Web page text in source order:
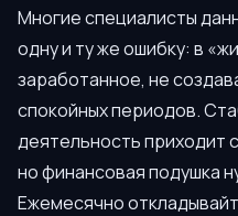
Многие специалисты
одну и ту же ошибку: в
заработанное, не
спокойных периодов.
деятельность приходит
но финансовая подушка
Ежемесячно